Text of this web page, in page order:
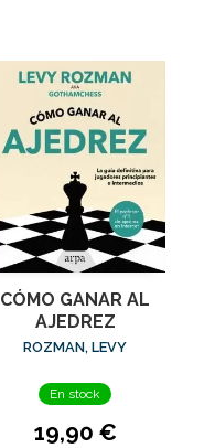
CÓMO GANAR AL
AJEDREZ
ROZMAN, LEVY
En stock
19,90 €